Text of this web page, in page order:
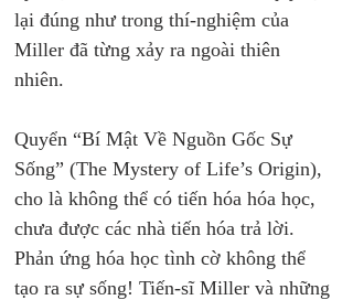
lại đúng như trong thí-nghiệm của
Miller đã từng xảy ra ngoài thiên
nhiên.
Quyển “Bí Mật Về Nguồn Gốc Sự
Sống” (The Mystery of Life’s Origin),
cho là không thể có tiến hóa hóa học,
chưa được các nhà tiến hóa trả lời.
Phản ứng hóa học tình cờ không thể
tạo ra sự sống! Tiến-sĩ Miller và những